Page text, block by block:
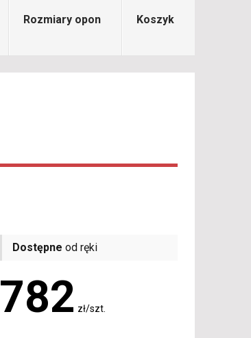
Rozmiary opon Koszyk
Dostępne od ręki
782 zł/szt.